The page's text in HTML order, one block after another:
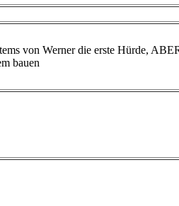
von Werner die erste Hürde,
bauen